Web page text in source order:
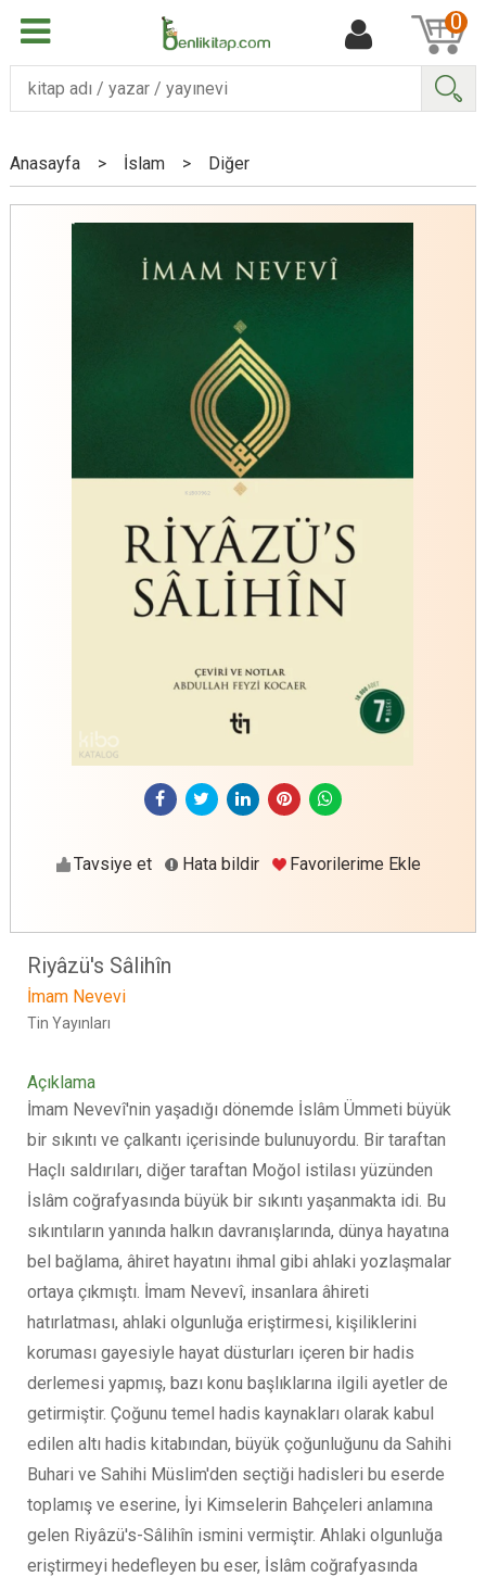
0
Anasayfa > İslam > Diğer
Tavsiye et Hata bildir Favorilerime Ekle
Riyâzü's Sâlihîn
İmam Nevevi
Tin Yayınları
Açıklama
İmam Nevevî'nin yaşadığı dönemde İslâm Ümmeti büyük
bir sıkıntı ve çalkantı içerisinde bulunuyordu. Bir taraftan
Haçlı saldırıları, diğer taraftan Moğol istilası yüzünden
İslâm coğrafyasında büyük bir sıkıntı yaşanmakta idi. Bu
sıkıntıların yanında halkın davranışlarında, dünya hayatına
bel bağlama, âhiret hayatını ihmal gibi ahlaki yozlaşmalar
ortaya çıkmıştı. İmam Nevevî, insanlara âhireti
hatırlatması, ahlaki olgunluğa eriştirmesi, kişiliklerini
koruması gayesiyle hayat düsturları içeren bir hadis
derlemesi yapmış, bazı konu başlıklarına ilgili ayetler de
getirmiştir. Çoğunu temel hadis kaynakları olarak kabul
edilen altı hadis kitabından, büyük çoğunluğunu da Sahihi
Buhari ve Sahihi Müslim'den seçtiği hadisleri bu eserde
toplamış ve eserine, İyi Kimselerin Bahçeleri anlamına
gelen Riyâzü's-Sâlihîn ismini vermiştir. Ahlaki olgunluğa
eriştirmeyi hedefleyen bu eser, İslâm coğrafyasında